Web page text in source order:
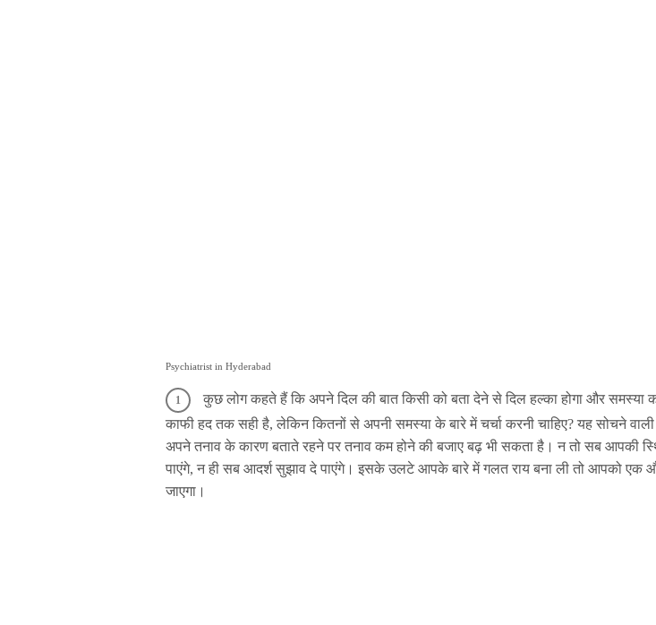
Psychiatrist in Hyderabad
कुछ लोग कहते हैं कि अपने दिल की बात किसी को बता देने से दिल हल्का होगा और समस्या
काफी हद तक सही है, लेकिन कितनों से अपनी समस्या के बारे में चर्चा करनी चाहिए? यह सोचने
अपने तनाव के कारण बताते रहने पर तनाव कम होने की बजाए बढ़ भी सकता है। न तो सब आपकी
पाएंगे, न ही सब आदर्श सुझाव दे पाएंगे। इसके उलटे आपके बारे में गलत राय बना ली तो आपको एक
जाएगा।